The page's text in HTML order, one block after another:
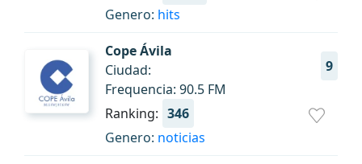
Genero: hits
Cope Ávila
9
Ciudad:
Frequencia: 90.5 FM
Ranking: 346
Genero: noticias